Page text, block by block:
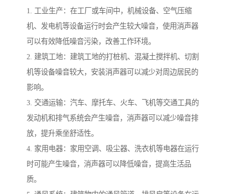
1. 工业生产：在工厂或车间中，机械设备、空气压缩
机、发电机等设备运行时会产生较大噪音，使用消声器
可以有效降低噪音污染，改善工作环境。
2. 建筑工地：建筑工地的打桩机、混凝土搅拌机、切割
机等设备噪音较大，安装消声器可以减少对周边居民的
影响。
3. 交通运输：汽车、摩托车、火车、飞机等交通工具的
发动机和排气系统会产生噪音，消声器可以减少噪音排
放，提升乘坐舒适性。
4. 家用电器：家用空调、吸尘器、洗衣机等电器在运行
时可能产生噪音，消声器可以降低噪音，提高生活品
质。